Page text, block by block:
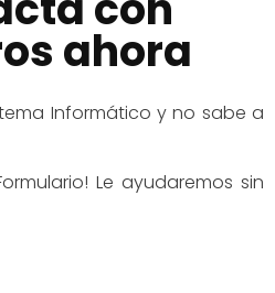
ahora
Informático y no sabe a
Le ayudaremos sin